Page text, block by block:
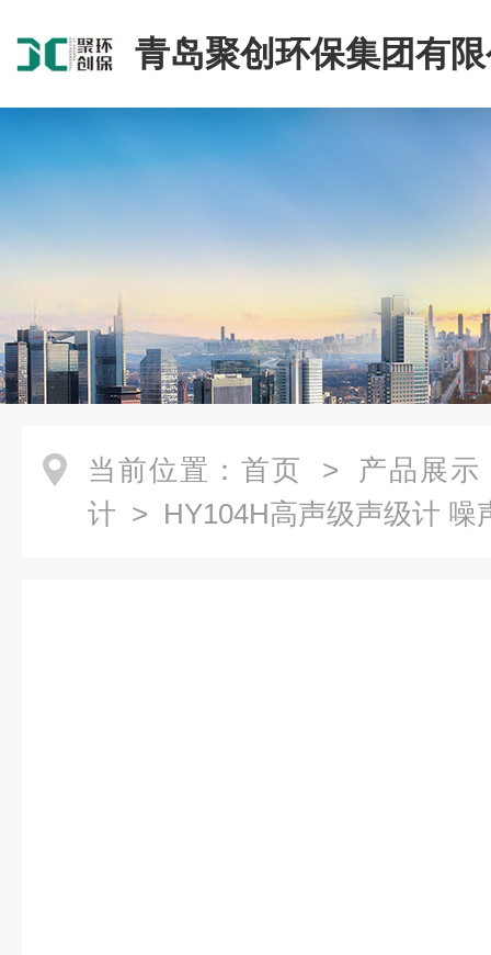
青岛聚创环保集团有
当前位置： 首页 > 产品展示
计 > HY104H高声级声级计 噪